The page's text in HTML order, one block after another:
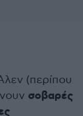
(περίπου
σοβαρές